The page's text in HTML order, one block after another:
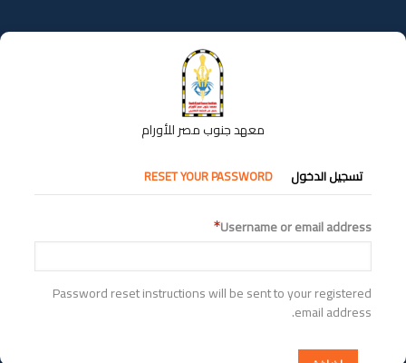
إلى
المحتوى
معهد جنوب مصر للأورام
التبويبات
الأساسية
تسجيل الدخول RESET YOUR PASSWORD
Username or email address
Password reset instructions will be sent to your registered
email address.